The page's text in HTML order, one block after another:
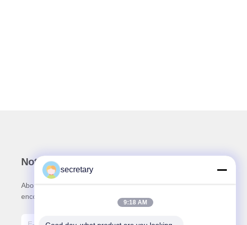
Notre newsletter
Abonnez-vous à notre newsletter pour des réductions et plus
encore.
secretary
9:18 AM